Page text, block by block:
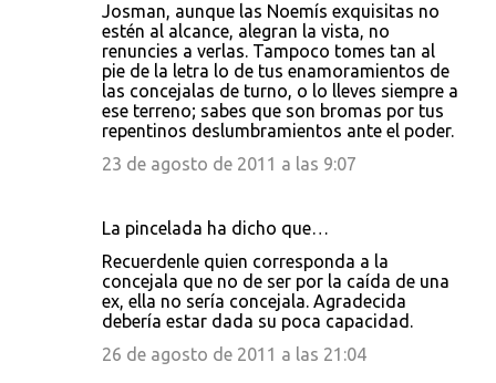
Josman, aunque las Noemís exquisitas no
estén al alcance, alegran la vista, no
renuncies a verlas. Tampoco tomes tan al
pie de la letra lo de tus enamoramientos de
las concejalas de turno, o lo lleves siempre a
ese terreno; sabes que son bromas por tus
repentinos deslumbramientos ante el poder.
23 de agosto de 2011 a las 9:07
La pincelada ha dicho que…
Recuerdenle quien corresponda a la
concejala que no de ser por la caída de una
ex, ella no sería concejala. Agradecida
debería estar dada su poca capacidad.
26 de agosto de 2011 a las 21:04